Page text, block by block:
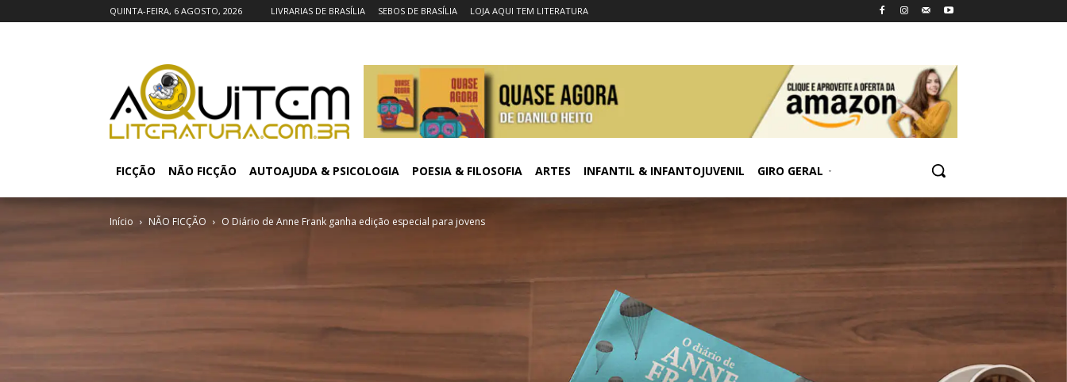
QUINTA-FEIRA, 6 AGOSTO, 2026 LIVRARIAS DE BRASÍLIA SEBOS DE BRASÍLIA LOJA AQUI TEM LITERATURA
FICÇÃO NÃO FICÇÃO AUTOAJUDA & PSICOLOGIA POESIA & FILOSOFIA ARTES INFANTIL & INFANTOJUVENIL GIRO GERAL
Início NÃO FICÇÃO O Diário de Anne Frank ganha edição especial para jovens